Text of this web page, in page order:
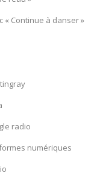
« Continue à danser »
radio
numériques